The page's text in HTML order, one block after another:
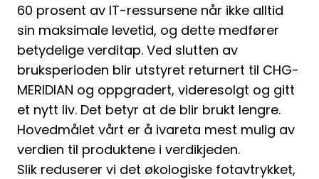
60 prosent av IT-ressursene når ikke alltid
sin maksimale levetid, og dette medfører
betydelige verditap. Ved slutten av
bruksperioden blir utstyret returnert til CHG-
MERIDIAN og oppgradert, videresolgt og gitt
et nytt liv. Det betyr at de blir brukt lengre.
Hovedmålet vårt er å ivareta mest mulig av
verdien til produktene i verdikjeden.
Slik reduserer vi det økologiske fotavtrykket,